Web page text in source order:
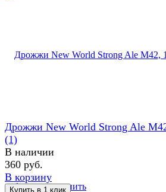
избранное сравнить
Дрожжи New World Strong Ale
(1)
В наличии
360 руб.
В корзину